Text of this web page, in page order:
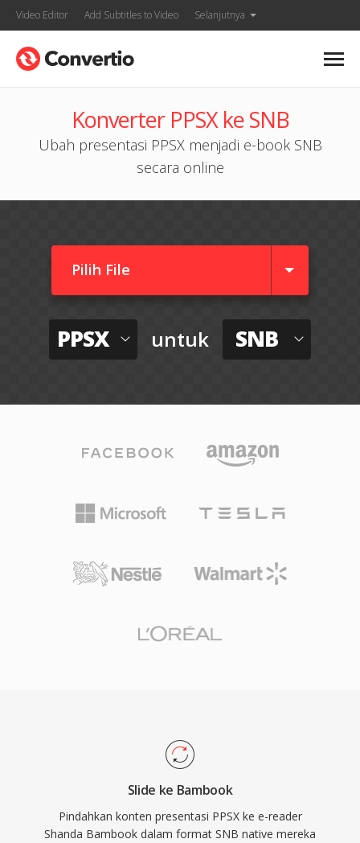
Video Editor Add Subtitles to Video Selanjutnya
Konverter PPSX ke SNB
Ubah presentasi PPSX menjadi e-book SNB
secara online
Pilih File
PPSX untuk SNB
Slide ke Bambook
Pindahkan konten presentasi PPSX ke e-reader
Shanda Bambook dalam format SNB native mereka